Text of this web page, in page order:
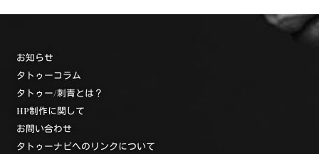
お知らせ
タトゥーコラム
タトゥー/刺青とは？
HP制作に関して
お問い合わせ
タトゥーナビへのリンクについて